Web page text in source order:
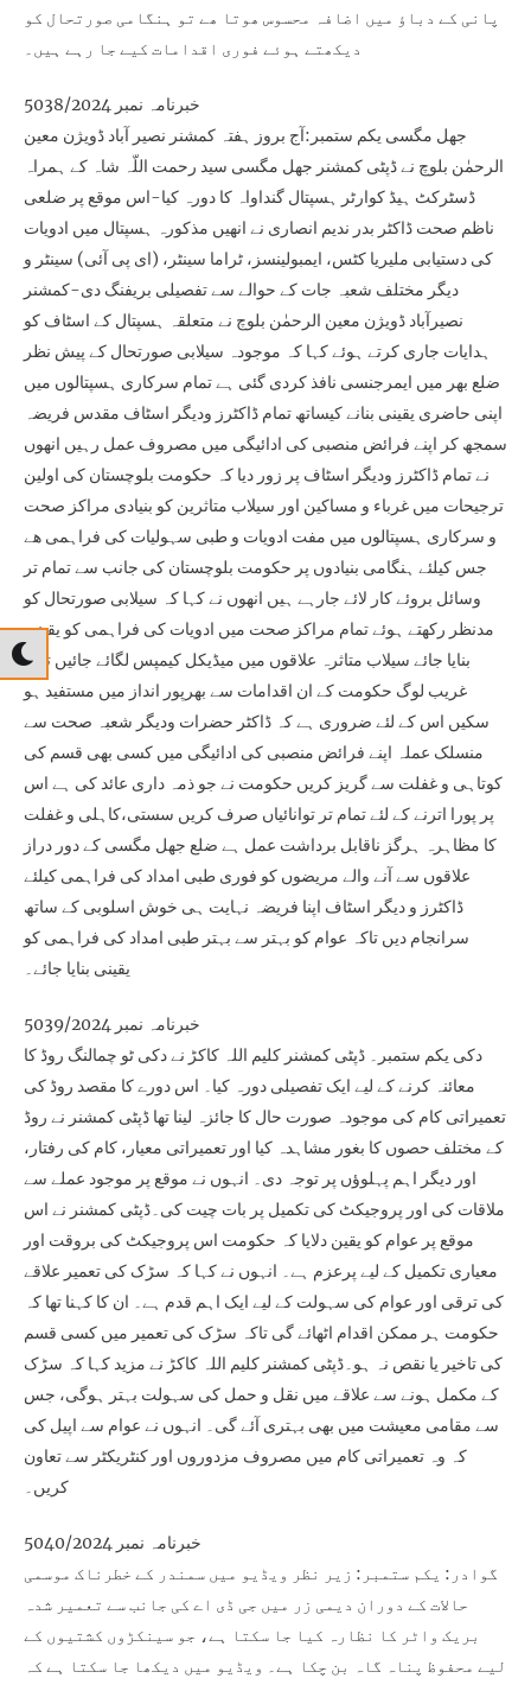
پانی کے دباؤ میں اضافہ محسوس ھوتا ھے تو ہنگامی صورتحال کو
دیکھتے ہوئے فوری اقدامات کیے جا رہے ہیں۔
خبرنامہ نمبر 5038/2024
جھل مگسی یکم ستمبر:آج بروز ہفتہ کمشنر نصیر آباد ڈویژن معین
الرحمٰن بلوچ نے ڈپٹی کمشنر جھل مگسی سید رحمت اللّہ شاہ کے ہمراہ
ڈسٹرکٹ ہیڈ کوارٹر ہسپتال گنداواہ کا دورہ کیا-اس موقع پر ضلعی
ناظم صحت ڈاکٹر بدر ندیم انصاری نے انھیں مذکورہ ہسپتال میں ادویات
کی دستیابی ملیریا کٹس، ایمبولینسز، ٹراما سینٹر، (ای پی آئی) سینٹر و
دیگر مختلف شعبہ جات کے حوالے سے تفصیلی بریفنگ دی-کمشنر
نصیرآباد ڈویژن معین الرحمٰن بلوچ نے متعلقہ ہسپتال کے اسٹاف کو
ہدایات جاری کرتے ہوئے کہا کہ موجودہ سیلابی صورتحال کے پیش نظر
ضلع بھر میں ایمرجنسی نافذ کردی گئی ہے تمام سرکاری ہسپتالوں میں
اپنی حاضری یقینی بنانے کیساتھ تمام ڈاکٹرز ودیگر اسٹاف مقدس فریضہ
سمجھ کر اپنے فرائض منصبی کی ادائیگی میں مصروف عمل رہیں انھوں
نے تمام ڈاکٹرز ودیگر اسٹاف پر زور دیا کہ حکومت بلوچستان کی اولین
ترجیحات میں غرباء و مساکین اور سیلاب متاثرین کو بنیادی مراکز صحت
و سرکاری ہسپتالوں میں مفت ادویات و طبی سہولیات کی فراہمی ھے
جس کیلئے ہنگامی بنیادوں پر حکومت بلوچستان کی جانب سے تمام تر
وسائل بروئے کار لائے جارہے ہیں انھوں نے کہا کہ سیلابی صورتحال کو
مدنظر رکھتے ہوئے تمام مراکز صحت میں ادویات کی فراہمی کو یقینی
بنایا جائے سیلاب متاثرہ علاقوں میں میڈیکل کیمپس لگائے جائیں تاکہ
غریب لوگ حکومت کے ان اقدامات سے بھرپور انداز میں مستفید ہو
سکیں اس کے لئے ضروری ہے کہ ڈاکٹر حضرات ودیگر شعبہ صحت سے
منسلک عملہ اپنے فرائض منصبی کی ادائیگی میں کسی بھی قسم کی
کوتاہی و غفلت سے گریز کریں حکومت نے جو ذمہ داری عائد کی ہے اس
پر پورا اترنے کے لئے تمام تر توانائیاں صرف کریں سستی،کاہلی و غفلت
کا مظاہرہ ہرگز ناقابل برداشت عمل ہے ضلع جھل مگسی کے دور دراز
علاقوں سے آنے والے مریضوں کو فوری طبی امداد کی فراہمی کیلئے
ڈاکٹرز و دیگر اسٹاف اپنا فریضہ نہایت ہی خوش اسلوبی کے ساتھ
سرانجام دیں تاکہ عوام کو بہتر سے بہتر طبی امداد کی فراہمی کو
یقینی بنایا جائے۔
خبرنامہ نمبر 5039/2024
دکی یکم ستمبر۔ ڈپٹی کمشنر کلیم اللہ کاکڑ نے دکی ٹو چمالنگ روڈ کا
معائنہ کرنے کے لیے ایک تفصیلی دورہ کیا۔ اس دورے کا مقصد روڈ کی
تعمیراتی کام کی موجودہ صورت حال کا جائزہ لینا تھا ڈپٹی کمشنر نے روڈ
کے مختلف حصوں کا بغور مشاہدہ کیا اور تعمیراتی معیار، کام کی رفتار،
اور دیگر اہم پہلوؤں پر توجہ دی۔ انہوں نے موقع پر موجود عملے سے
ملاقات کی اور پروجیکٹ کی تکمیل پر بات چیت کی۔ڈپٹی کمشنر نے اس
موقع پر عوام کو یقین دلایا کہ حکومت اس پروجیکٹ کی بروقت اور
معیاری تکمیل کے لیے پرعزم ہے۔ انہوں نے کہا کہ سڑک کی تعمیر علاقے
کی ترقی اور عوام کی سہولت کے لیے ایک اہم قدم ہے۔ ان کا کہنا تھا کہ
حکومت ہر ممکن اقدام اٹھائے گی تاکہ سڑک کی تعمیر میں کسی قسم
کی تاخیر یا نقص نہ ہو۔ڈپٹی کمشنر کلیم اللہ کاکڑ نے مزید کہا کہ سڑک
کے مکمل ہونے سے علاقے میں نقل و حمل کی سہولت بہتر ہوگی، جس
سے مقامی معیشت میں بھی بہتری آئے گی۔ انہوں نے عوام سے اپیل کی
کہ وہ تعمیراتی کام میں مصروف مزدوروں اور کنٹریکٹر سے تعاون
کریں۔
خبرنامہ نمبر 5040/2024
گوادر: یکم ستمبر: زیر نظر ویڈیو میں سمندر کے خطرناک موسمی
حالات کے دوران دیمی زر میں جی ڈی اے کی جانب سے تعمیر شدہ
بریک واٹر کا نظارہ کیا جا سکتا ہے، جو سینکڑوں کشتیوں کے
لیے محفوظ پناہ گاہ بن چکا ہے۔ ویڈیو میں دیکھا جا سکتا ہے کہ